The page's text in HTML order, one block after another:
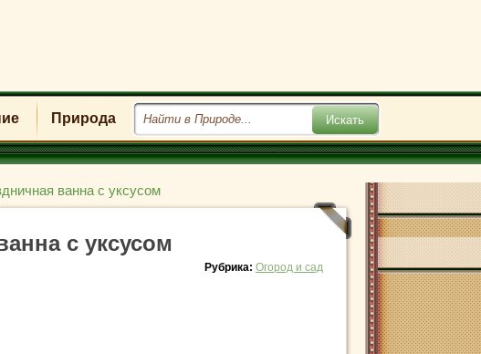
Природа
ванна с уксусом
с уксусом
Рубрика: Огород и сад